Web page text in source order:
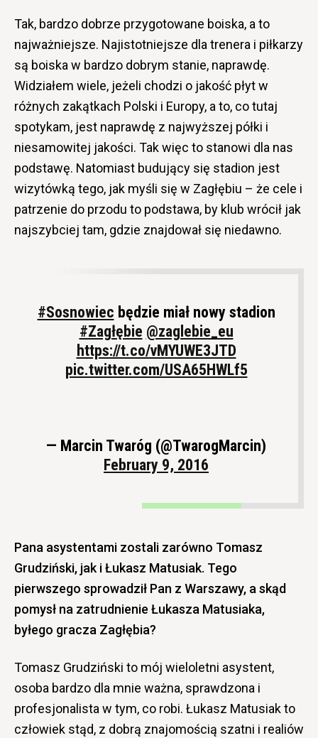
Tak, bardzo dobrze przygotowane boiska, a to
najważniejsze. Najistotniejsze dla trenera i piłkarzy
są boiska w bardzo dobrym stanie, naprawdę.
Widziałem wiele, jeżeli chodzi o jakość płyt w
różnych zakątkach Polski i Europy, a to, co tutaj
spotykam, jest naprawdę z najwyższej półki i
niesamowitej jakości. Tak więc to stanowi dla nas
podstawę. Natomiast budujący się stadion jest
wizytówką tego, jak myśli się w Zagłębiu – że cele i
patrzenie do przodu to podstawa, by klub wrócił jak
najszybciej tam, gdzie znajdował się niedawno.
#Sosnowiec będzie miał nowy stadion
#Zagłębie @zaglebie_eu
https://t.co/vMYUWE3JTD
pic.twitter.com/USA65HWLf5
— Marcin Twaróg (@TwarogMarcin)
February 9, 2016
Pana asystentami zostali zarówno Tomasz
Grudziński, jak i Łukasz Matusiak. Tego
pierwszego sprowadził Pan z Warszawy, a skąd
pomysł na zatrudnienie Łukasza Matusiaka,
byłego gracza Zagłębia?
Tomasz Grudziński to mój wieloletni asystent,
osoba bardzo dla mnie ważna, sprawdzona i
profesjonalista w tym, co robi. Łukasz Matusiak to
człowiek stąd, z dobrą znajomością szatni i realiów